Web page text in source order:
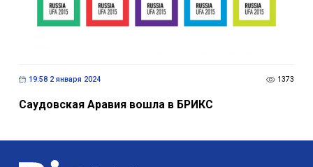
19:58 2 января 2024 1373
Саудовская Аравия вошла в БРИКС